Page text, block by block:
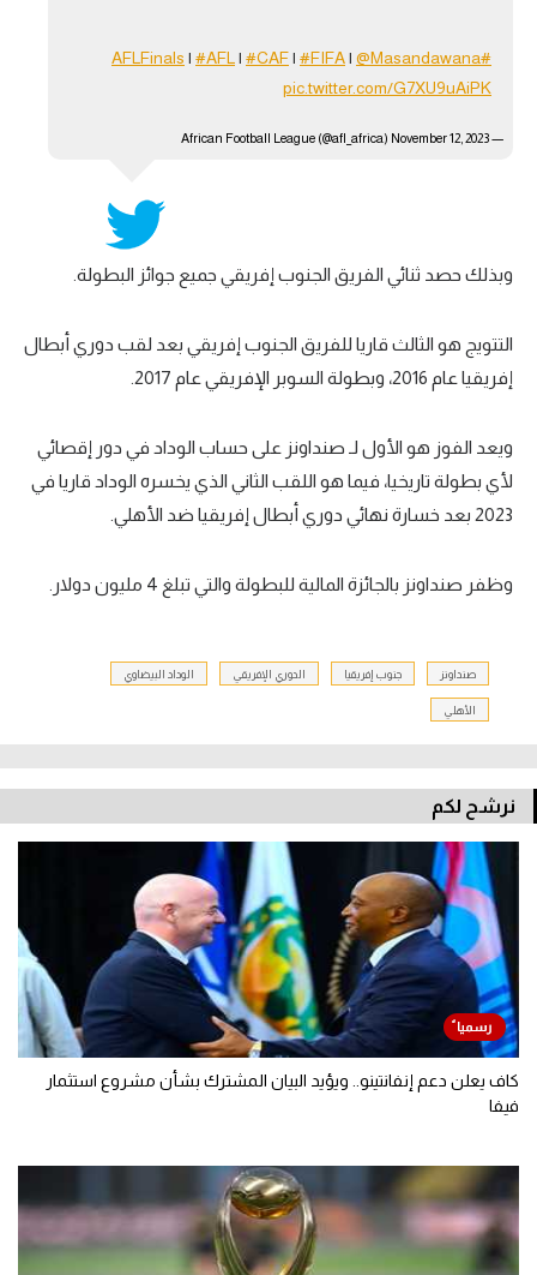
#AFLFinals
| #AFL| #CAF| #FIFA| @Masandawana
pic.twitter.com/G7XU9uAiPK
— African Football League (@afl_africa)
November 12, 2023
وبذلك حصد ثنائي الفريق الجنوب إفريقي جميع جوائز البطولة.
التتويج هو الثالث قاريا للفريق الجنوب إفريقي بعد لقب دوري أبطال
إفريقيا عام 2016، وبطولة السوبر الإفريقي عام 2017.
ويعد الفوز هو الأول لـ صنداونز على حساب الوداد في دور إقصائي
لأي بطولة تاريخيا، فيما هو اللقب الثاني الذي يخسره الوداد قاريا في
2023 بعد خسارة نهائي دوري أبطال إفريقيا ضد الأهلي.
وظفر صنداونز بالجائزة المالية للبطولة والتي تبلغ 4 مليون دولار.
صنداونز جنوب إفريقيا الدوري الإفريقي الوداد البيضاوي
الأهلي
نرشح لكم
كاف يعلن دعم إنفانتينو.. ويؤيد البيان المشترك بشأن مشروع استثمار
فيفا